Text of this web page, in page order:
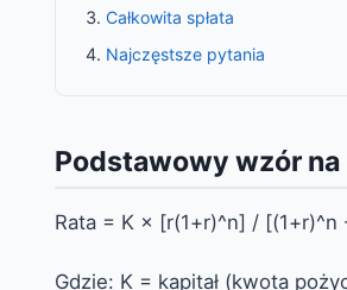
Całkowita spłata
Najczęstsze pytania
Podstawowy wzór na
Rata = K × [r(1+r)^n] / [(1+r)^n
Gdzie: K = kapitał (kwota